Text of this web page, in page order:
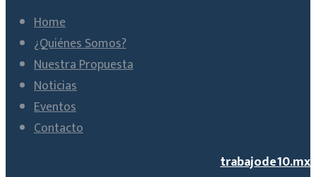
Home
¿Quiénes Somos?
Nuestra Propuesta
Noticias
Eventos
Contacto
trabajode10.mx